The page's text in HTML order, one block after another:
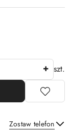
szt.
Zostaw telefon